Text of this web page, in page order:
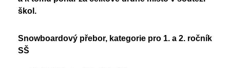
Křenka Hub
škol.
Snowboardový přebor, kategorie pro 1. a 2. ročník
SŠ